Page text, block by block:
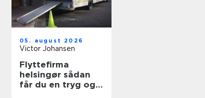
05. august 2026
Victor Johansen
Flyttefirma
helsingør sådan
får du en tryg og